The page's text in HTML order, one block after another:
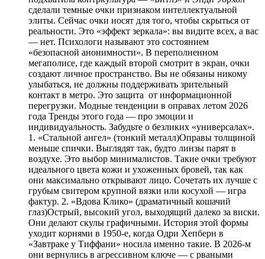
сделали темные очки признаком интеллектуальной
элиты. Сейчас очки носят для того, чтобы скрыться от
реальности. Это «эффект зеркала»: вы видите всех, а вас
— нет. Психологи называют это состоянием
«безопасной анонимности». В переполненном
мегаполисе, где каждый второй смотрит в экран, очки
создают личное пространство. Вы не обязаны никому
улыбаться, не должны поддерживать зрительный
контакт в метро. Это защита от информационной
перегрузки. Модные тенденции в оправах летом 2026
года Тренды этого года — про эмоции и
индивидуальность. Забудьте о безликих «универсалах».
1. «Стальной ангел» (тонкий металл)Оправы толщиной
меньше спички. Выглядят так, будто линзы парят в
воздухе. Это выбор минималистов. Такие очки требуют
идеального цвета кожи и ухоженных бровей, так как
они максимально открывают лицо. Сочетать их лучше с
грубым свитером крупной вязки или косухой — игра
фактур. 2. «Вдова Клико» (драматичный кошачий
глаз)Острый, высокий угол, выходящий далеко за виски.
Они делают скулы графичными. История этой формы
уходит корнями в 1950-е, когда Одри Хепберн в
«Завтраке у Тиффани» носила именно такие. В 2026-м
они вернулись в агрессивном ключе — с рваными